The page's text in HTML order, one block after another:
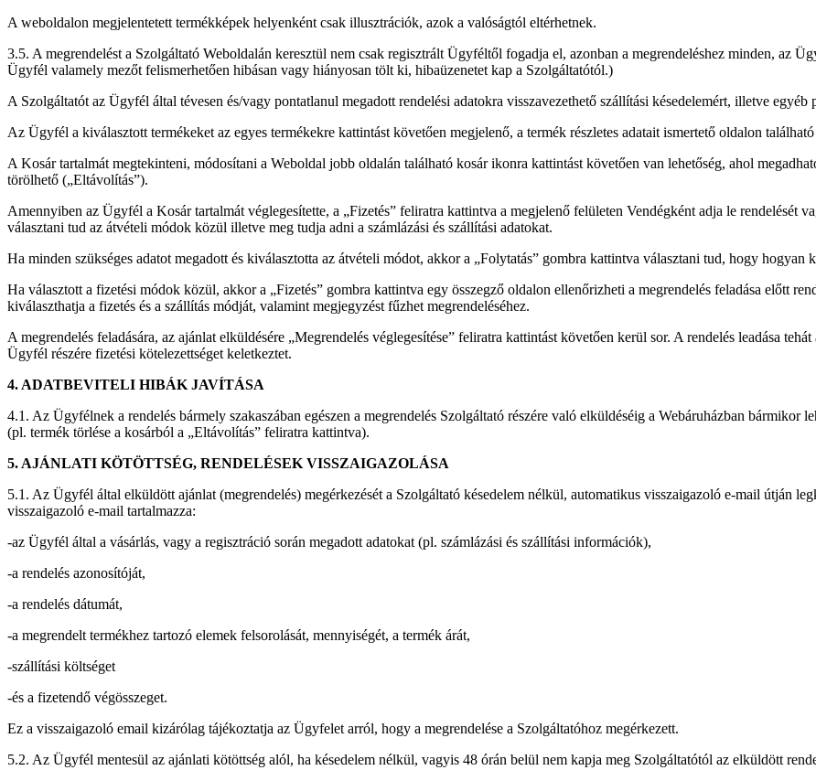
A weboldalon megjelentetett termékképek helyenként csak illusztrációk, azok a valóságtól eltérhetnek.
3.5. A megrendelést a Szolgáltató Weboldalán keresztül nem csak regisztrált Ügyféltől fogadja el, azonban a megrendeléshez minden, az
Ügyfél valamely mezőt felismerhetően hibásan vagy hiányosan tölt ki, hibaüzenetet kap a Szolgáltatótól.)
A Szolgáltatót az Ügyfél által tévesen és/vagy pontatlanul megadott rendelési adatokra visszavezethető szállítási késedelemért, illetve
Az Ügyfél a kiválasztott termékeket az egyes termékekre kattintást követően megjelenő, a termék részletes adatait ismertető oldalon
A Kosár tartalmát megtekinteni, módosítani a Weboldal jobb oldalán található kosár ikonra kattintást követően van lehetőség, ahol
törölhető („Eltávolítás”).
Amennyiben az Ügyfél a Kosár tartalmát véglegesítette, a „Fizetés” feliratra kattintva a megjelenő felületen Vendégként adja le rendelését
választani tud az átvételi módok közül illetve meg tudja adni a számlázási és szállítási adatokat.
Ha minden szükséges adatot megadott és kiválasztotta az átvételi módot, akkor a „Folytatás” gombra kattintva választani tud, hogy hogyan
Ha választott a fizetési módok közül, akkor a „Fizetés” gombra kattintva egy összegző oldalon ellenőrizheti a megrendelés feladása előtt
kiválaszthatja a fizetés és a szállítás módját, valamint megjegyzést fűzhet megrendeléséhez.
A megrendelés feladására, az ajánlat elküldésére „Megrendelés véglegesítése” feliratra kattintást követően kerül sor. A rendelés leadása
Ügyfél részére fizetési kötelezettséget keletkeztet.
4. ADATBEVITELI HIBÁK JAVÍTÁSA
4.1. Az Ügyfélnek a rendelés bármely szakaszában egészen a megrendelés Szolgáltató részére való elküldéséig a Webáruházban bármikor
(pl. termék törlése a kosárból a „Eltávolítás” feliratra kattintva).
5. AJÁNLATI KÖTÖTTSÉG, RENDELÉSEK VISSZAIGAZOLÁSA
5.1. Az Ügyfél által elküldött ajánlat (megrendelés) megérkezését a Szolgáltató késedelem nélkül, automatikus visszaigazoló e-mail útján
visszaigazoló e-mail tartalmazza:
-az Ügyfél által a vásárlás, vagy a regisztráció során megadott adatokat (pl. számlázási és szállítási információk),
-a rendelés azonosítóját,
-a rendelés dátumát,
-a megrendelt termékhez tartozó elemek felsorolását, mennyiségét, a termék árát,
-szállítási költséget
-és a fizetendő végösszeget.
Ez a visszaigazoló email kizárólag tájékoztatja az Ügyfelet arról, hogy a megrendelése a Szolgáltatóhoz megérkezett.
5.2. Az Ügyfél mentesül az ajánlati kötöttség alól, ha késedelem nélkül, vagyis 48 órán belül nem kapja meg Szolgáltatótól az elküldött